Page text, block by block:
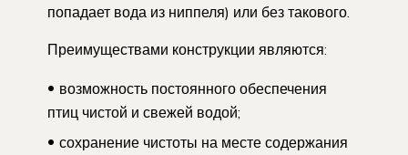
попадает вода из ниппеля) или без такового.
Преимуществами конструкции являются:
возможность постоянного обеспечения
птиц чистой и свежей водой;
сохранение чистоты на месте содержания